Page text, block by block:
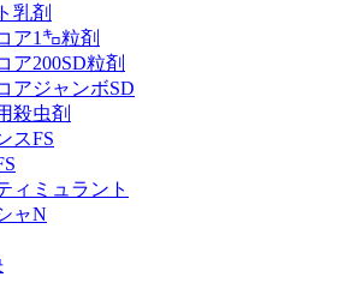
乳剤
ア1㌔粒剤
ア200SD粒剤
アジャンボSD
殺虫剤
スFS
ィミュラント
ャN